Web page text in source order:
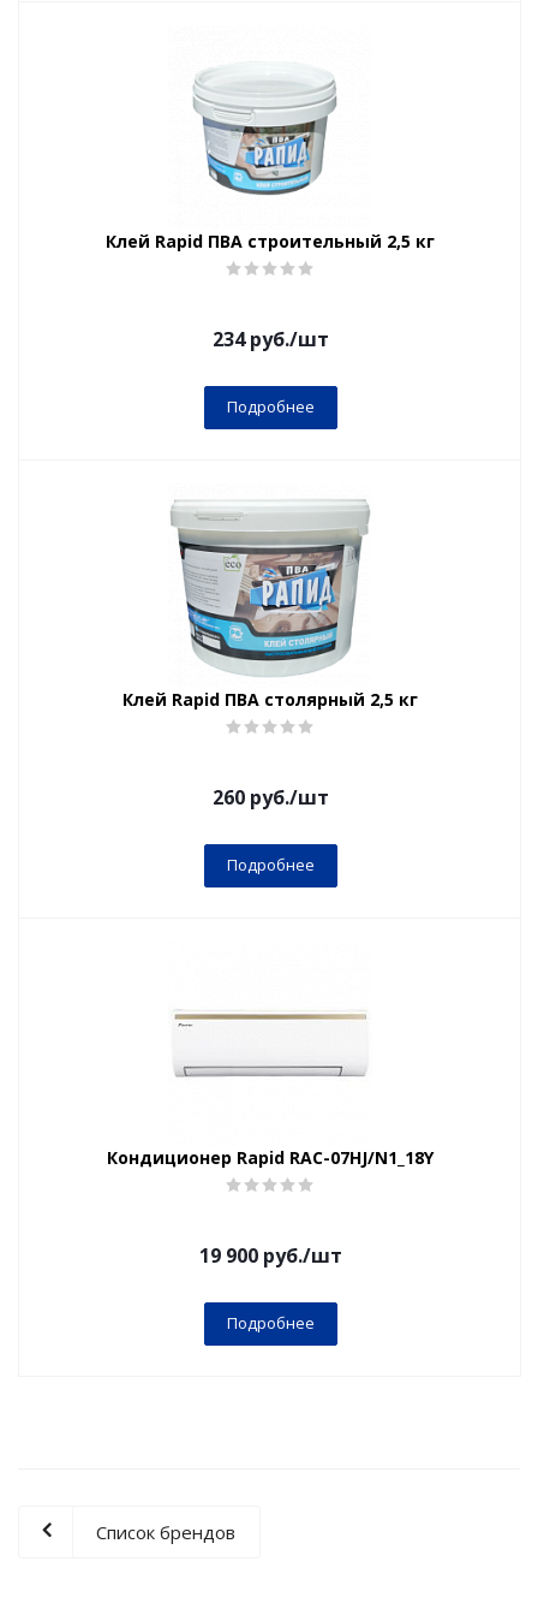
Клей Rapid ПВА строительный 2,5 кг
234руб./шт
Подробнее
Клей Rapid ПВА столярный 2,5 кг
260руб./шт
Подробнее
Кондиционер Rapid RAC-07HJ/N1_18Y
19 900руб./шт
Подробнее
Список брендов